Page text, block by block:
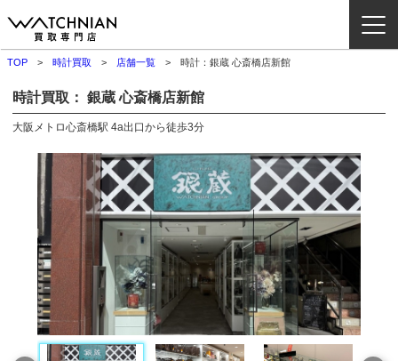
ブランドから探す
取扱いカテゴリ
よくある質問
買取方法
査定方法
店舗一覧
お役立ち情報
TOP 時計買取 店舗一覧 時計：銀蔵 心斎橋店新館
時計買取： 銀蔵 心斎橋店新館
大阪メトロ心斎橋駅 4a出口から徒歩3分